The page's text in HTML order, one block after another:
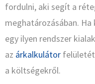
fordulni, aki segít a
meghatározásában. Ha
egy ilyen rendszer
az árkalkulátor
a költségekről.